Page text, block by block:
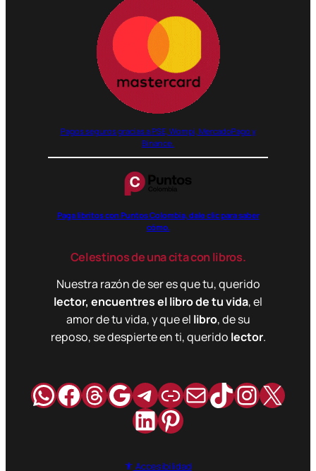
Pagos seguros gracias a PSE, Wompi, MercadoPago y
Binance.
Paga libritos con Puntos Colombia, dale clic para saber
cómo.
Celestinos de una cita con libros.
Nuestra razón de ser es que tu, querido
lector, encuentres el libro de tu vida, el
amor de tu vida, y que el libro, de su
reposo, se despierte en ti, querido lector.
WhatsApp
Facebook
Hilos
Google
Telegram
Enlace
Correo
TikTok
X
LinkedIn
Pinterest
Accesibilidad